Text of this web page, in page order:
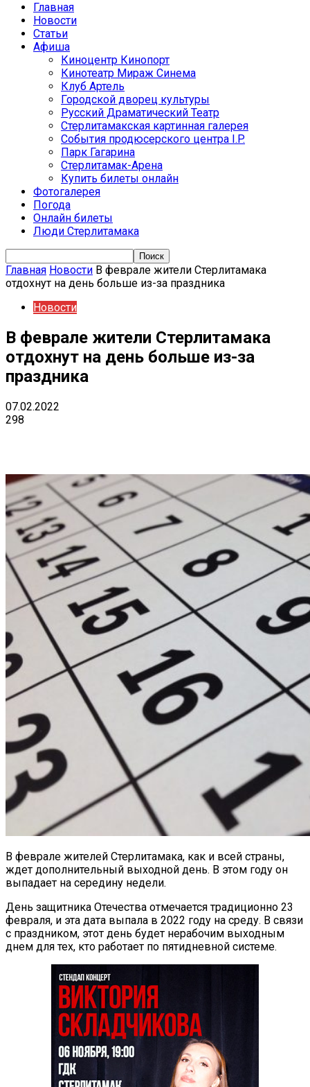
Главная
Новости
Статьи
Афиша
Киноцентр Кинопорт
Кинотеатр Мираж Синема
Клуб Артель
Городской дворец культуры
Русский Драматический Театр
Стерлитамакская картинная галерея
События продюсерского центра I.P.
Парк Гагарина
Стерлитамак-Арена
Купить билеты онлайн
Фотогалерея
Погода
Онлайн билеты
Люди Стерлитамака
Главная Новости В феврале жители Стерлитамака
отдохнут на день больше из-за праздника
Новости
В феврале жители Стерлитамака
отдохнут на день больше из-за
праздника
07.02.2022
298
В феврале жителей Стерлитамака, как и всей страны,
ждет дополнительный выходной день. В этом году он
выпадает на середину недели.
День защитника Отечества отмечается традиционно 23
февраля, и эта дата выпала в 2022 году на среду. В связи
с праздником, этот день будет нерабочим выходным
днем для тех, кто работает по пятидневной системе.